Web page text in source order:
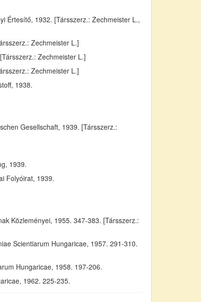
Értesítő, 1932. [Társszerz.: Zechmeister L.,
Zechmeister L.]
Zechmeister L.]
Zechmeister L.]
1938.
Gesellschaft, 1939. [Társszerz.:
1939.
Folyóirat, 1939.
Közleményei, 1955. 347-383. [Társszerz.:
Scientiarum Hungaricae, 1957. 291-310.
Hungaricae, 1958. 197-206.
1962. 225-235.